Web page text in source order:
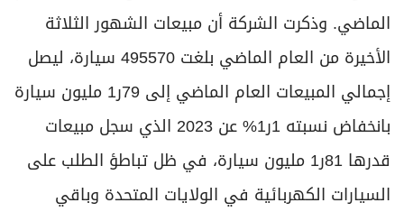
الماضي. وذكرت الشركة أن مبيعات الشهور الثلاثة
الأخيرة من العام الماضي بلغت 495570 سيارة، ليصل
إجمالي المبيعات العام الماضي إلى 79ر1 مليون سيارة
بانخفاض نسبته 1ر1% عن 2023 الذي سجل مبيعات
قدرها 81ر1 مليون سيارة، في ظل تباطؤ الطلب على
السيارات الكهربائية في الولايات المتحدة وباقي